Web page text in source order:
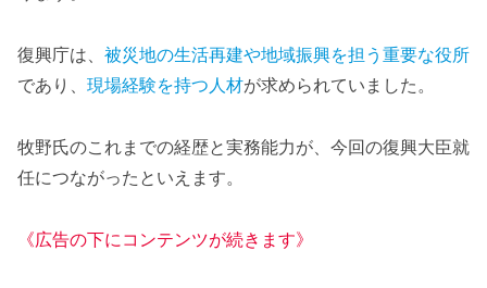
復興庁は、 被災地の生活再建や地域振興を担う重要な役所
であり、 現場経験を持つ人材が求められていました。
牧野氏のこれまでの経歴と実務能力が、今回の復興大臣就
任につながったといえます。
《広告の下にコンテンツが続きます》